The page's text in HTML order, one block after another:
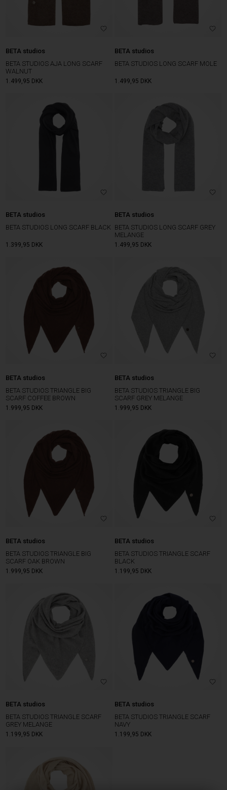
BETA studios
BETA STUDIOS AJA LONG SCARF
WALNUT
1.499,95 DKK
BETA studios
BETA STUDIOS LONG SCARF MOLE
1.499,95 DKK
BETA studios
BETA STUDIOS LONG SCARF BLACK
1.399,95 DKK
BETA studios
BETA STUDIOS LONG SCARF GREY
MELANGE
1.499,95 DKK
BETA studios
BETA STUDIOS TRIANGLE BIG
SCARF COFFEE BROWN
1.999,95 DKK
BETA studios
BETA STUDIOS TRIANGLE BIG
SCARF GREY MELANGE
1.999,95 DKK
BETA studios
BETA STUDIOS TRIANGLE BIG
SCARF OAK BROWN
1.999,95 DKK
BETA studios
BETA STUDIOS TRIANGLE SCARF
BLACK
1.199,95 DKK
BETA studios
BETA STUDIOS TRIANGLE SCARF
GREY MELANGE
1.199,95 DKK
BETA studios
BETA STUDIOS TRIANGLE SCARF
NAVY
1.199,95 DKK